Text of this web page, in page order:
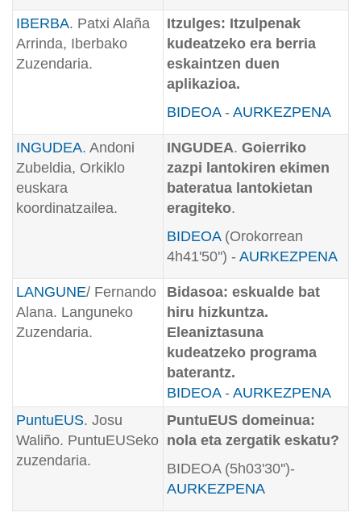
IBERBA. Patxi Alaña
Arrinda, Iberbako
Zuzendaria.
Itzulges: Itzulpenak
kudeatzeko era berria
eskaintzen duen
aplikazioa.
BIDEOA- AURKEZPENA
INGUDEA. Andoni
Zubeldia, Orkiklo
euskara
koordinatzailea.
INGUDEA. Goierriko
zazpi lantokiren ekimen
bateratua lantokietan
eragiteko.
BIDEOA (Orokorrean
4h41'50'') - AURKEZPENA
LANGUNE/ Fernando
Alana. Languneko
Zuzendaria.
Bidasoa: eskualde bat
hiru hizkuntza.
Eleaniztasuna
kudeatzeko programa
baterantz.
BIDEOA- AURKEZPENA
PuntuEUS. Josu
Waliño. PuntuEUSeko
zuzendaria.
PuntuEUS domeinua:
nola eta zergatik eskatu?
BIDEOA (5h03'30'')-
AURKEZPENA